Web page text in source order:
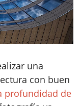
una
con buen
profundidad de